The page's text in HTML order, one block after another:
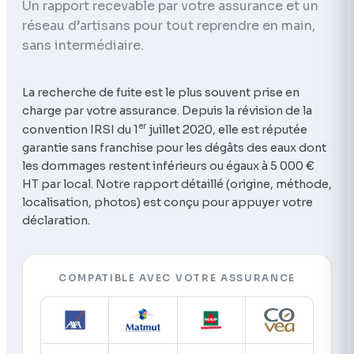
Un rapport recevable par votre assurance et un
réseau d’artisans pour tout reprendre en main,
sans intermédiaire.
La recherche de fuite est le plus souvent prise en
charge par votre assurance. Depuis la révision de la
convention IRSI du 1 er juillet 2020, elle est réputée
garantie sans franchise pour les dégâts des eaux dont
les dommages restent inférieurs ou égaux à 5 000 €
HT par local. Notre rapport détaillé (origine, méthode,
localisation, photos) est conçu pour appuyer votre
déclaration.
COMPATIBLE AVEC VOTRE ASSURANCE